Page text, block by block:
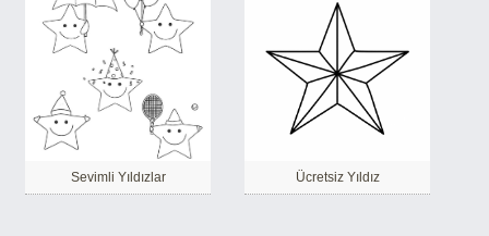
Sevimli Yıldızlar Ücretsiz Yıldız